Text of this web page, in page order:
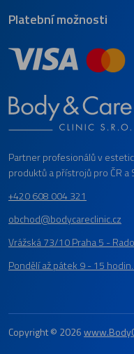
Platební možnosti
Partner profesionálů v
produktů a přístrojů pro ČR a
+420 608 004 321
obchod@bodycareclinic.cz
Vrážská 73/10 Praha 5 -
Pondělí až pátek 9 - 15
Copyright © 2026